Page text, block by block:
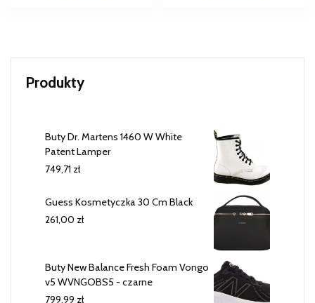
Produkty
Buty Dr. Martens 1460 W White
Patent Lamper
749,71 zł
Guess Kosmetyczka 30 Cm Black
261,00 zł
Buty New Balance Fresh Foam Vongo
v5 WVNGOBS5 - czarne
799,99 zł